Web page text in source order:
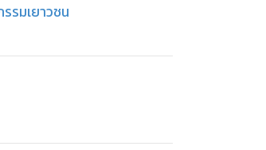
รมเยาวชน